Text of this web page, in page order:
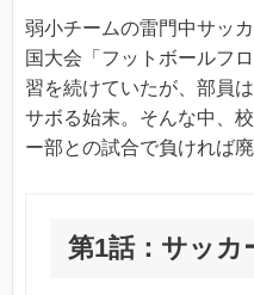
弱小チームの雷門中サッ
国大会「フットボールフ
習を続けていたが、部員
サボる始末。そんな中、
ー部との試合で負ければ
第1話：サッカ